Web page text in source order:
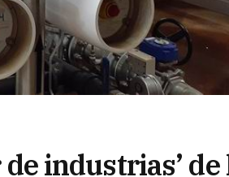
industrias’ de